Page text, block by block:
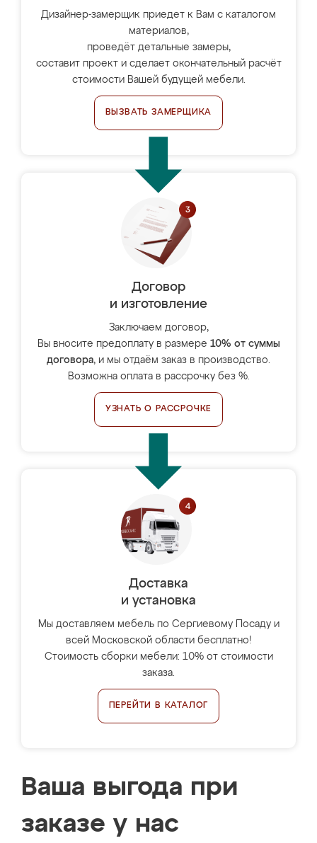
Дизайнер-замерщик приедет к Вам с каталогом
материалов,
проведёт детальные замеры,
составит проект и сделает окончательный расчёт
стоимости Вашей будущей мебели.
ВЫЗВАТЬ ЗАМЕРЩИКА
Договор
и изготовление
Заключаем договор,
Вы вносите предоплату в размере 10% от суммы
договора, и мы отдаём заказ в производство.
Возможна оплата в рассрочку без %.
УЗНАТЬ О РАССРОЧКЕ
Доставка
и установка
Мы доставляем мебель по Сергиевому Посаду и
всей Московской области бесплатно!
Стоимость сборки мебели: 10% от стоимости
заказа.
ПЕРЕЙТИ В КАТАЛОГ
Ваша выгода при
заказе у нас